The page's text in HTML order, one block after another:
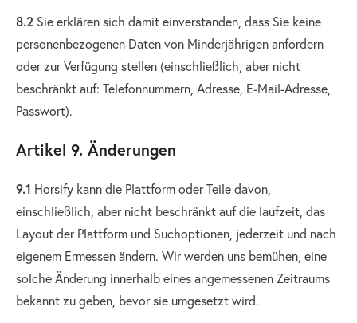
8.2 Sie erklären sich damit einverstanden, dass Sie keine
personenbezogenen Daten von Minderjährigen anfordern
oder zur Verfügung stellen (einschließlich, aber nicht
beschränkt auf: Telefonnummern, Adresse, E-Mail-Adresse,
Passwort).
Artikel 9. Änderungen
9.1 Horsify kann die Plattform oder Teile davon,
einschließlich, aber nicht beschränkt auf die laufzeit, das
Layout der Plattform und Suchoptionen, jederzeit und nach
eigenem Ermessen ändern. Wir werden uns bemühen, eine
solche Änderung innerhalb eines angemessenen Zeitraums
bekannt zu geben, bevor sie umgesetzt wird.